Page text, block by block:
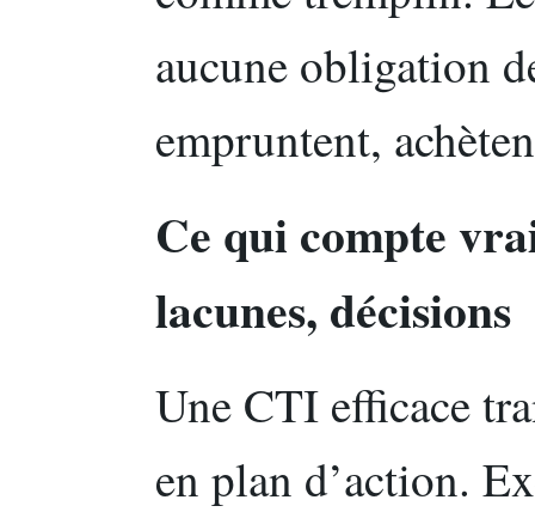
aucune obligation
empruntent,
Ce qui compte
lacunes, décisions
Une CTI efficace
en plan d’action.